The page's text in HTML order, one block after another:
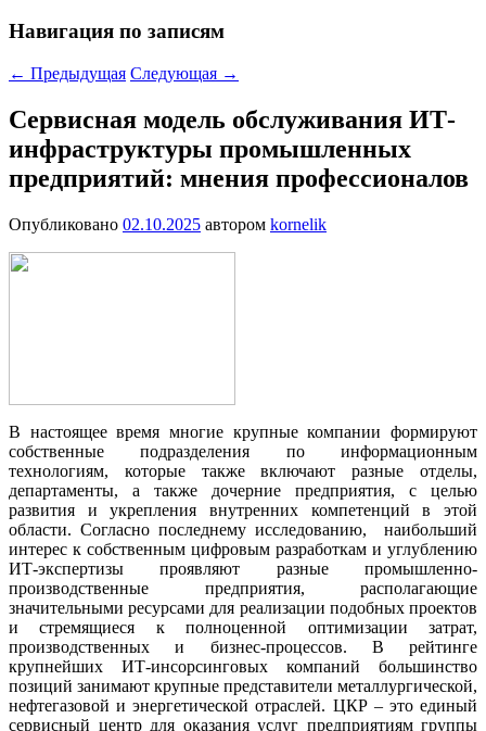
Навигация по записям
← Предыдущая Следующая →
Сервисная модель обслуживания ИТ-
инфраструктуры промышленных
предприятий: мнения профессионалов
Опубликовано 02.10.2025 автором kornelik
В настоящее время многие крупные компании формируют
собственные подразделения по информационным
технологиям, которые также включают разные отделы,
департаменты, а также дочерние предприятия, с целью
развития и укрепления внутренних компетенций в этой
области. Согласно последнему исследованию, наибольший
интерес к собственным цифровым разработкам и углублению
ИТ-экспертизы проявляют разные промышленно-
производственные предприятия, располагающие
значительными ресурсами для реализации подобных проектов
и стремящиеся к полноценной оптимизации затрат,
производственных и бизнес-процессов. В рейтинге
крупнейших ИТ-инсорсинговых компаний большинство
позиций занимают крупные представители металлургической,
нефтегазовой и энергетической отраслей. ЦКР – это единый
сервисный центр для оказания услуг предприятиям группы